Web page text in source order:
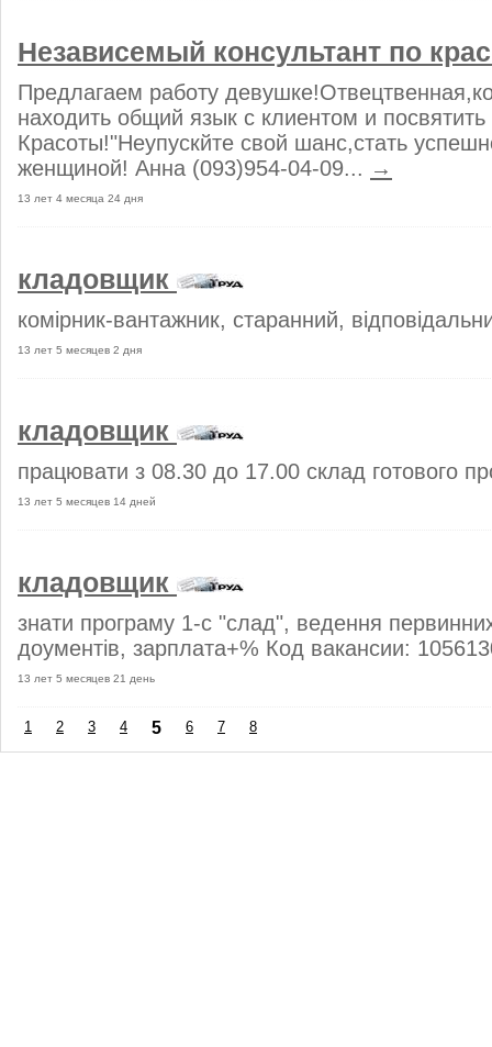
Независемый консультант по
Предлагаем работу
находить общий язык с клиентом и
Красоты!"Неупускйте свой шанс,стать
женщиной! Анна (093)954-04-09... →
13 лет 4 месяца 24 дня
кладовщик
комірник-вантажник, старанний,
13 лет 5 месяцев 2 дня
кладовщик
працювати з 08.30 до 17.00 склад готового
13 лет 5 месяцев 14 дней
кладовщик
знати програму 1-с "слад", ведення
доументів, зарплата+% Код вакансии:
13 лет 5 месяцев 21 день
1 2 3 4 5 6 7 8